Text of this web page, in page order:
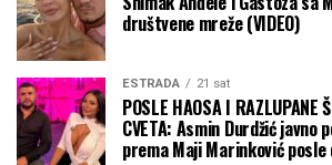
društvene mreže (VIDEO)
ESTRADA 21 sat
POSLE HAOSA I RAZLUPANE
CVETA: Asmin Durdžić javno
prema Maji Marinković posle